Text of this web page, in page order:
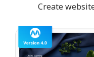
Create